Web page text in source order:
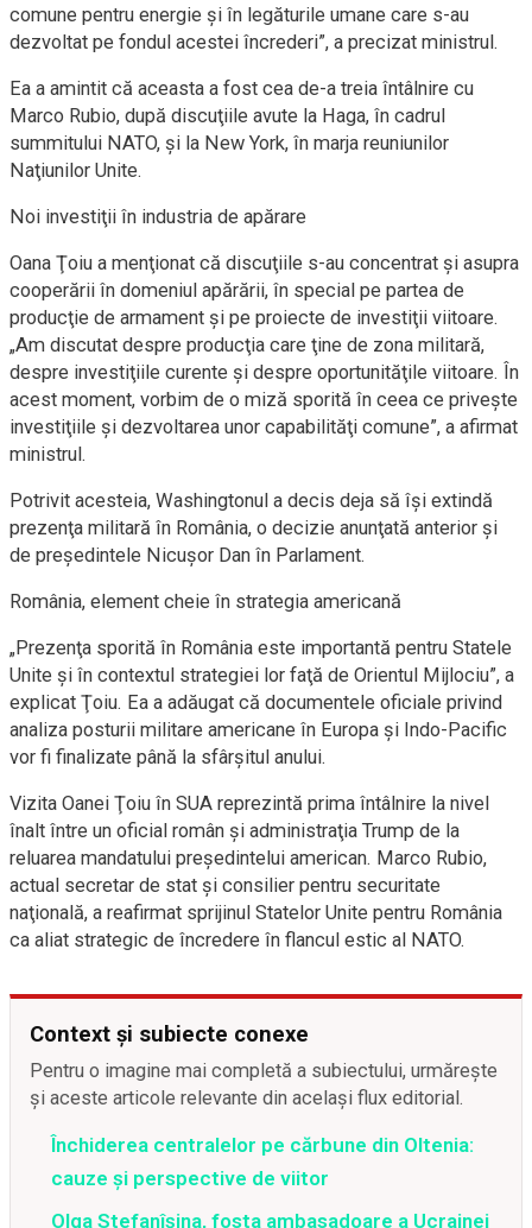
comune pentru energie şi în legăturile umane care s-au
dezvoltat pe fondul acestei încrederi”, a precizat ministrul.
Ea a amintit că aceasta a fost cea de-a treia întâlnire cu
Marco Rubio, după discuţiile avute la Haga, în cadrul
summitului NATO, şi la New York, în marja reuniunilor
Naţiunilor Unite.
Noi investiţii în industria de apărare
Oana Ţoiu a menţionat că discuţiile s-au concentrat şi asupra
cooperării în domeniul apărării, în special pe partea de
producţie de armament şi pe proiecte de investiţii viitoare.
„Am discutat despre producţia care ţine de zona militară,
despre investiţiile curente şi despre oportunităţile viitoare. În
acest moment, vorbim de o miză sporită în ceea ce priveşte
investiţiile şi dezvoltarea unor capabilităţi comune”, a afirmat
ministrul.
Potrivit acesteia, Washingtonul a decis deja să îşi extindă
prezenţa militară în România, o decizie anunţată anterior şi
de preşedintele Nicuşor Dan în Parlament.
România, element cheie în strategia americană
„Prezenţa sporită în România este importantă pentru Statele
Unite şi în contextul strategiei lor faţă de Orientul Mijlociu”, a
explicat Ţoiu. Ea a adăugat că documentele oficiale privind
analiza posturii militare americane în Europa şi Indo-Pacific
vor fi finalizate până la sfârşitul anului.
Vizita Oanei Ţoiu în SUA reprezintă prima întâlnire la nivel
înalt între un oficial român şi administraţia Trump de la
reluarea mandatului preşedintelui american. Marco Rubio,
actual secretar de stat şi consilier pentru securitate
naţională, a reafirmat sprijinul Statelor Unite pentru România
ca aliat strategic de încredere în flancul estic al NATO.
Context și subiecte conexe
Pentru o imagine mai completă a subiectului, urmărește
și aceste articole relevante din același flux editorial.
Închiderea centralelor pe cărbune din Oltenia:
cauze și perspective de viitor
Olga Stefanîşina, fosta ambasadoare a Ucrainei